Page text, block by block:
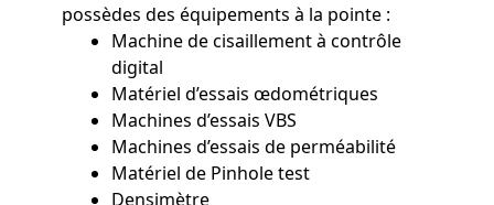
possèdes des équipements à la pointe :
Machine de cisaillement à contrôle
digital
Matériel d’essais œdométriques
Machines d’essais VBS
Machines d’essais de perméabilité
Matériel de Pinhole test
Densimètre